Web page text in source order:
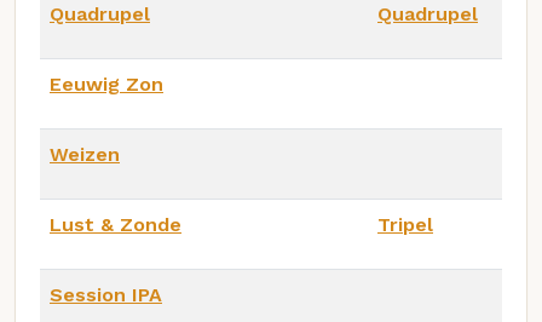
Quadrupel Quadrupel
Eeuwig Zon
Weizen
Lust & Zonde Tripel
Session IPA